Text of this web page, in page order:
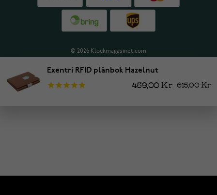
© 2026 Klockmagasinet.com
Exentri RFID plånbok Hazelnut
459,00 Kr 615,00 Kr